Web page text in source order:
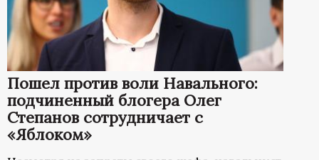
Пошел против воли Навального:
подчиненный блогера Олег
Степанов сотрудничает с
«Яблоком»